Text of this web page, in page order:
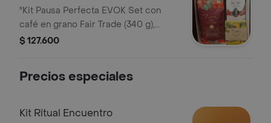
"Kit Pausa Perfecta EVOK Set con
café en grano Fair Trade (340 g),
minis chocolates 40% y 70% cacao e
$ 127.600
Precios especiales
Kit Ritual Encuentro